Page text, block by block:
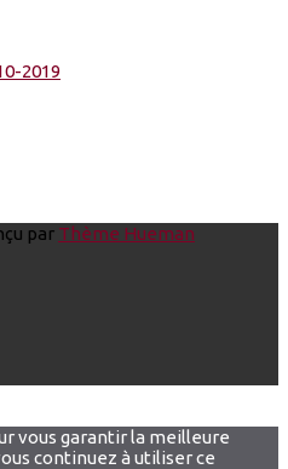
2019
par Thème Hueman
vous garantir la meilleure
continuez à utiliser ce